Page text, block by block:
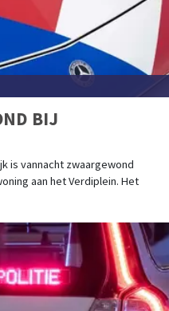
BIJ
is vannacht zwaargewond
aan het Verdiplein. Het